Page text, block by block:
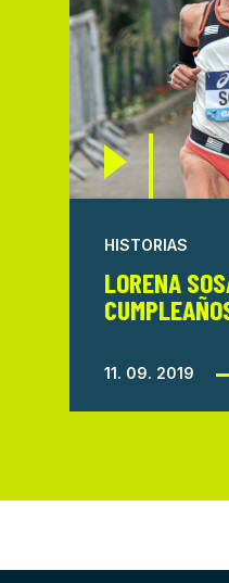
HISTORIAS
LORENA
11. 09. 2019